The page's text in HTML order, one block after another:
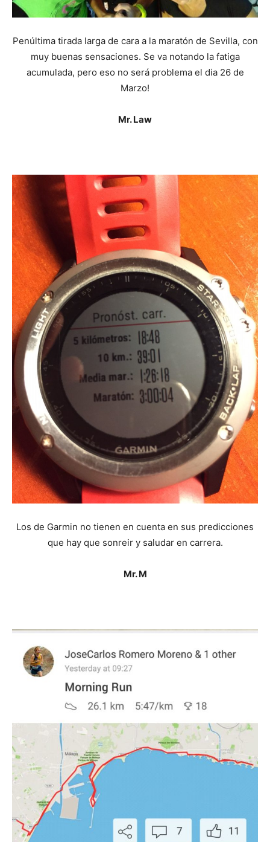
Penúltima tirada larga de cara a la maratón de Sevilla, con
muy buenas sensaciones. Se va notando la fatiga
acumulada, pero eso no será problema el dia 26 de
Marzo!
Mr. Law
Los de Garmin no tienen en cuenta en sus predicciones
que hay que sonreir y saludar en carrera.
Mr. M